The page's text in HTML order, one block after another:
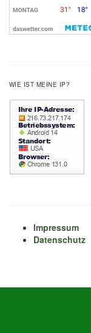
WIE IST MEINE IP?
Impressum
Datenschutz